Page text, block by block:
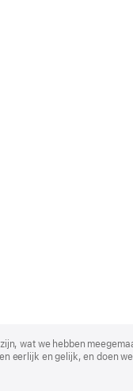
wat we hebben
eerlijk en gelijk, en doen